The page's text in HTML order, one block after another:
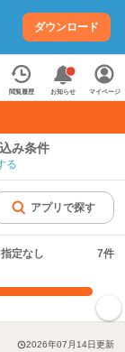
ダウンロード
閲覧履歴 お知らせ マイページ
み条件
る
アプリで探す
指定なし 7件
2026年07月14日更新